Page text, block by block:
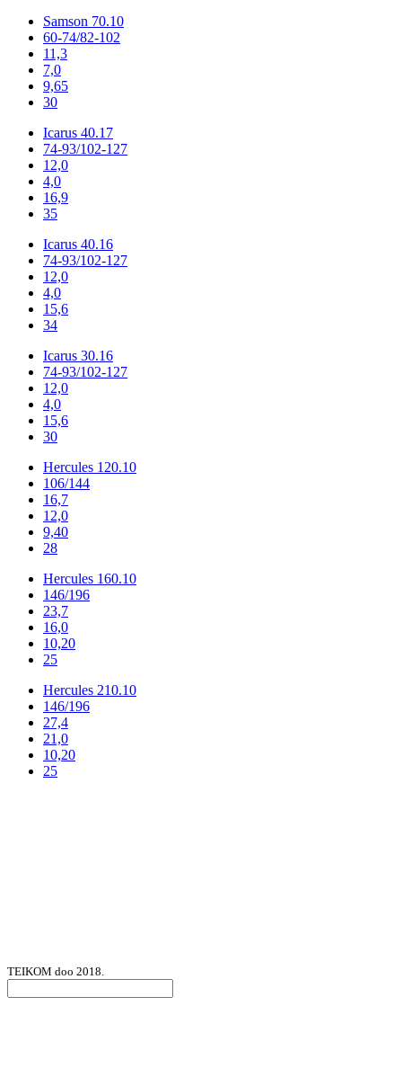
Samson 70.10
60-74/82-102
11,3
7,0
9,65
30
Icarus 40.17
74-93/102-127
12,0
4,0
16,9
35
Icarus 40.16
74-93/102-127
12,0
4,0
15,6
34
Icarus 30.16
74-93/102-127
12,0
4,0
15,6
30
Hercules 120.10
106/144
16,7
12,0
9,40
28
Hercules 160.10
146/196
23,7
16,0
10,20
25
Hercules 210.10
146/196
27,4
21,0
10,20
25
TEIKOM doo 2018.